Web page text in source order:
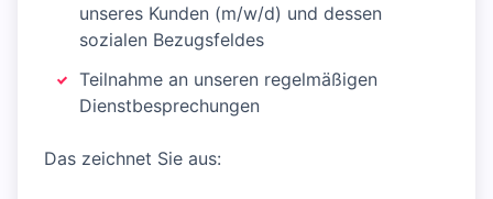
unseres Kunden (m/w/d) und dessen
sozialen Bezugsfeldes
Teilnahme an unseren regelmäßigen
Dienstbesprechungen
Das zeichnet Sie aus: